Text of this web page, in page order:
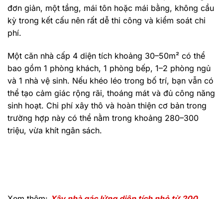
đơn giản, một tầng, mái tôn hoặc mái bằng, không cầu
kỳ trong kết cấu nên rất dễ thi công và kiểm soát chi
phí.
Một căn nhà cấp 4 diện tích khoảng 30–50m² có thể
bao gồm 1 phòng khách, 1 phòng bếp, 1–2 phòng ngủ
và 1 nhà vệ sinh. Nếu khéo léo trong bố trí, bạn vẫn có
thể tạo cảm giác rộng rãi, thoáng mát và đủ công năng
sinh hoạt. Chi phí xây thô và hoàn thiện cơ bản trong
trường hợp này có thể nằm trong khoảng 280–300
triệu, vừa khít ngân sách.